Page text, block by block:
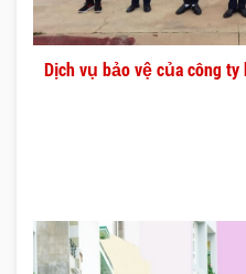
Dịch vụ bảo vệ của công ty